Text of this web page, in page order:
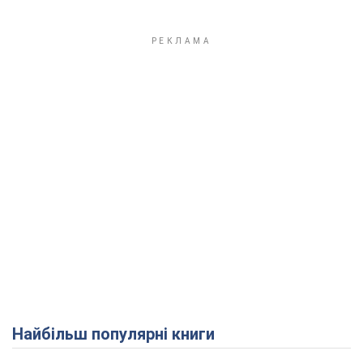
Найбільш популярні книги